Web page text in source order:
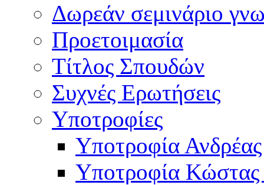
Δωρεάν σεμινάριο
Προετοιμασία
Τίτλος Σπουδών
Συχνές Ερωτήσεις
Υποτροφίες
Υποτροφία
Υποτροφία